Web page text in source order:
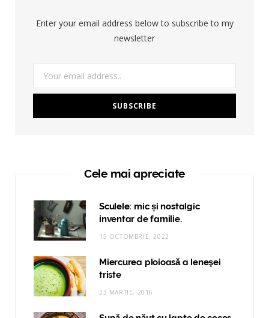
Enter your email address below to subscribe to my
newsletter
Cele mai apreciate
Sculele: mic și nostalgic
inventar de familie.
15 OCTOMBRIE, 2022
Miercurea ploioasă a leneşei
triste
23 MARTIE, 2016